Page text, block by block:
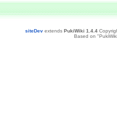
siteDev extends PukiWiki 1.4.4
Based on